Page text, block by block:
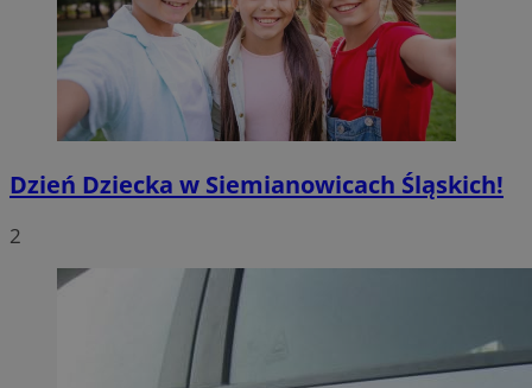
Dzień Dziecka w Siemianowicach Śląskich!
2